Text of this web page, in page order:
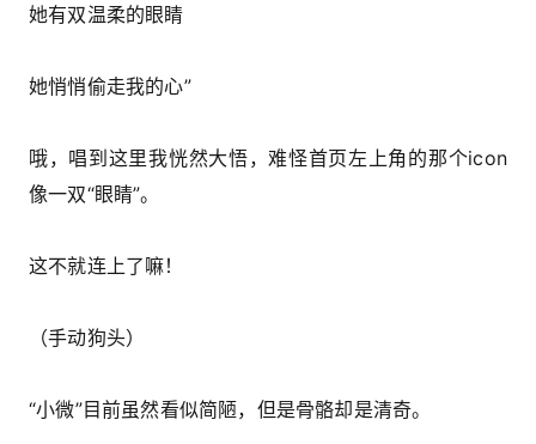
她有双温柔的眼睛
她悄悄偷走我的心”
哦，唱到这里我恍然大悟，难怪首页左上角的那个icon
像一双“眼睛”。
这不就连上了嘛！
（手动狗头）
“小微”目前虽然看似简陋，但是骨骼却是清奇。